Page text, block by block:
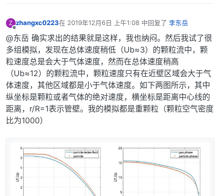
Z zhangxc0223在 2019年12月6日 上午1:08 中回复了 李东岳
最后由 编辑
@东岳 确实求出的结果就是这样，我也纳闷。然后我试了很
多组模拟，发现在总体速度稍低（Ub≈3）的颗粒流中，颗
粒速度总是会大于气体速度，然而在总体速度稍高
（Ub≈12）的颗粒流中，颗粒速度只有在近壁区域会大于气
体速度，其他区域都是小于气体速度。如下两图所示，其中
纵坐标是颗粒或者气体的绝对速度，横坐标是距离中心线的
距离，r/R=1表示管壁。我的模拟都是重颗粒（颗粒空气密度
比为1000）